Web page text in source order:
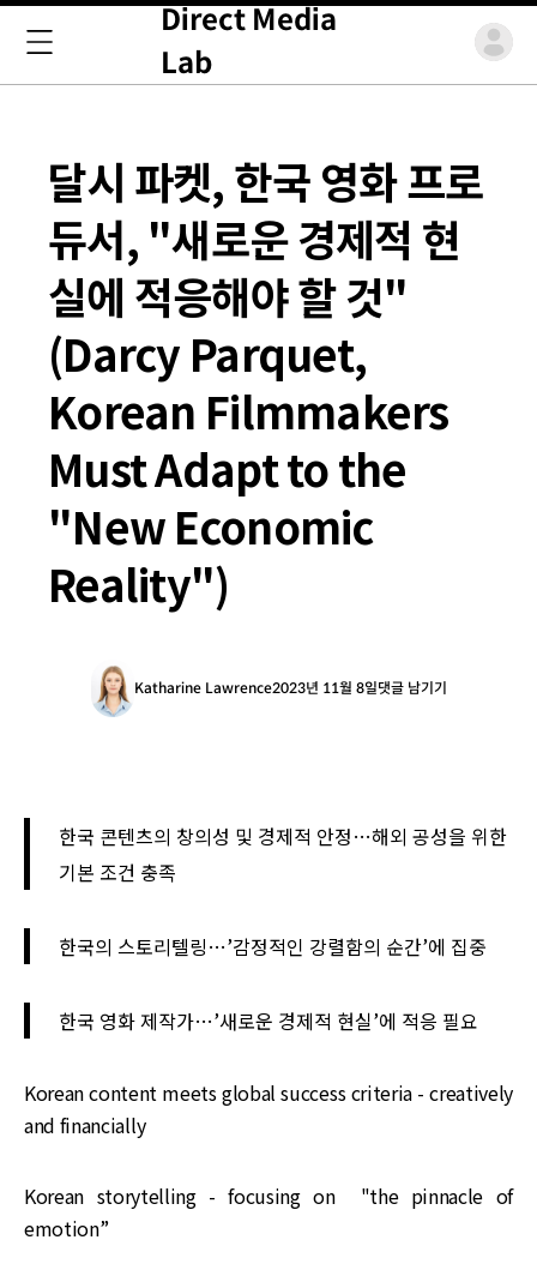
Direct Media
Lab
달시 파켓, 한국 영화 프로
듀서, "새로운 경제적 현
실에 적응해야 할 것"
(Darcy Parquet,
Korean Filmmakers
Must Adapt to the
"New Economic
Reality")
Katharine Lawrence2023년 11월 8일댓글 남기기
한국 콘텐츠의 창의성 및 경제적 안정…해외 공성을 위한
기본 조건 충족
한국의 스토리텔링…’감정적인 강렬함의 순간’에 집중
한국 영화 제작가…’새로운 경제적 현실’에 적응 필요
Korean content meets global success criteria - creatively
and financially
Korean storytelling - focusing on "the pinnacle of
emotion”